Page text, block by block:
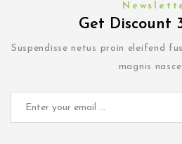
Get Discount
Suspendisse netus proin eleifend
magnis